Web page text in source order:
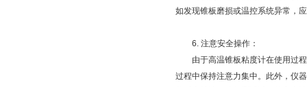
如发现锥板磨损或温控系统异常，
6. 注意安全操作：
由于高温锥板粘度计在使用过程
过程中保持注意力集中。此外，仪